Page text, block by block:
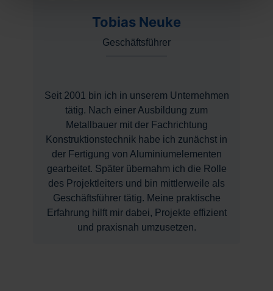
Tobias Neuke
Geschäftsführer
Seit 2001 bin ich in unserem Unternehmen
tätig. Nach einer Ausbildung zum
Metallbauer mit der Fachrichtung
Konstruktionstechnik habe ich zunächst in
der Fertigung von Aluminiumelementen
gearbeitet. Später übernahm ich die Rolle
des Projektleiters und bin mittlerweile als
Geschäftsführer tätig. Meine praktische
Erfahrung hilft mir dabei, Projekte effizient
und praxisnah umzusetzen.